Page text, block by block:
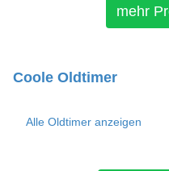
mehr
Coole Oldtimer
Alle Oldtimer anzeigen